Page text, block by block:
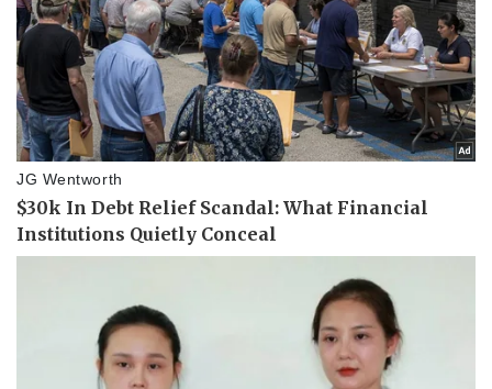
Kinh tế
Thị trường
Tiêu dùng
Chứng khoán
Giá cà phê